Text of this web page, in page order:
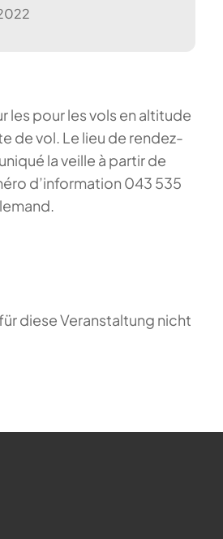
les pour les vols en altitude
de vol. Le lieu de rendez-
la veille à partir de
d’information 043 535
diese Veranstaltung nicht